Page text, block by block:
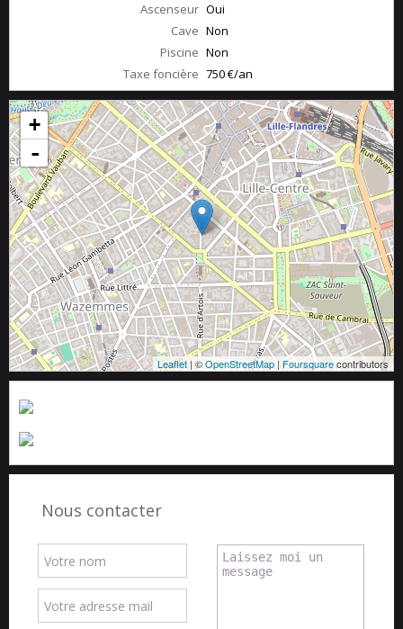
Ascenseur Oui
Cave Non
Piscine Non
Taxe foncière 750 €/an
+
-
Leaflet| ©OpenStreetMap | Foursquarecontributors
Nous contacter